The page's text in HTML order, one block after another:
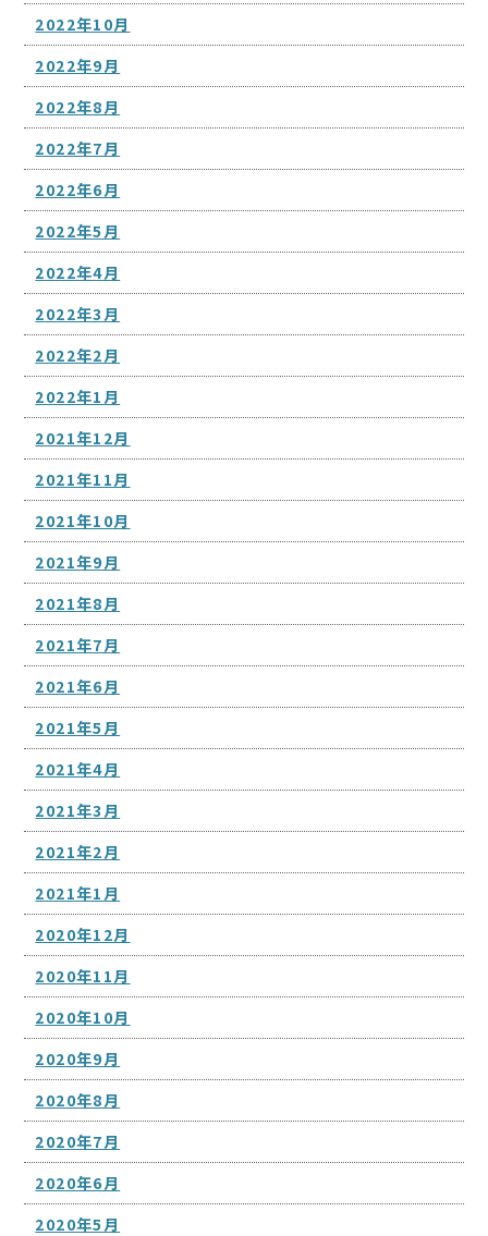
2022年10月
2022年9月
2022年8月
2022年7月
2022年6月
2022年5月
2022年4月
2022年3月
2022年2月
2022年1月
2021年12月
2021年11月
2021年10月
2021年9月
2021年8月
2021年7月
2021年6月
2021年5月
2021年4月
2021年3月
2021年2月
2021年1月
2020年12月
2020年11月
2020年10月
2020年9月
2020年8月
2020年7月
2020年6月
2020年5月